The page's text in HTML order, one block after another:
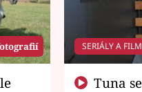
SERIÁLY A